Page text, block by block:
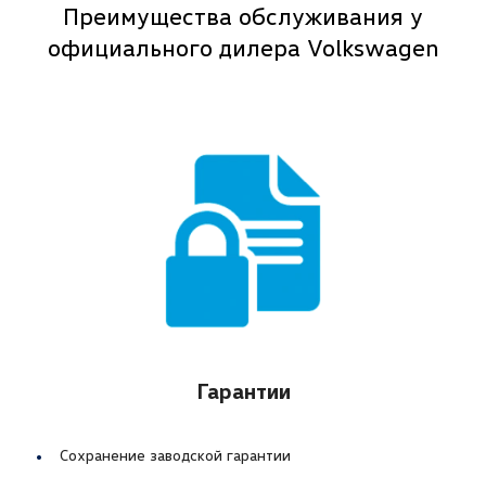
Преимущества обслуживания у
официального дилера Volkswagen
Гарантии
Сохранение заводской гарантии